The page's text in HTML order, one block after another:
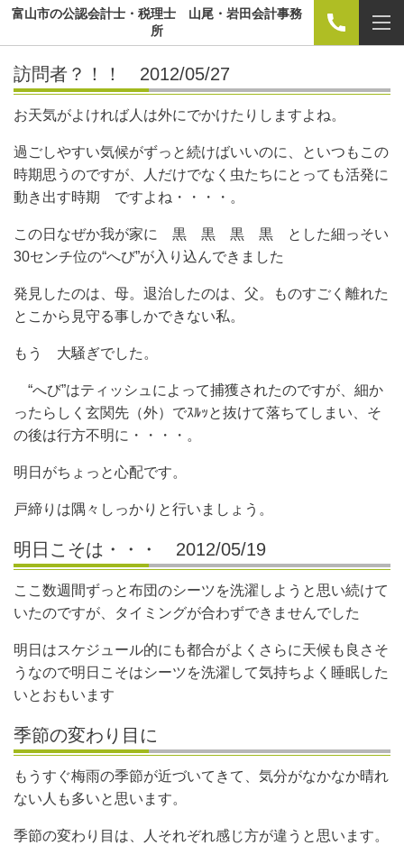
富山市の公認会計士・税理士 山尾・岩田会計事務
所
訪問者？！！ 2012/05/27
お天気がよければ人は外にでかけたりしますよね。
過ごしやすい気候がずっと続けばいいのに、といつもこの
時期思うのですが、人だけでなく虫たちにとっても活発に
動き出す時期 ですよね・・・・。
この日なぜか我が家に 黒 黒 黒 黒 とした細っそい
30センチ位の“へび”が入り込んできました
発見したのは、母。退治したのは、父。ものすごく離れた
とこから見守る事しかできない私。
もう 大騒ぎでした。
“へび”はティッシュによって捕獲されたのですが、細か
ったらしく玄関先（外）でｽﾙｯと抜けて落ちてしまい、そ
の後は行方不明に・・・・。
明日がちょっと心配です。
戸締りは隅々しっかりと行いましょう。
明日こそは・・・ 2012/05/19
ここ数週間ずっと布団のシーツを洗濯しようと思い続けて
いたのですが、タイミングが合わずできませんでした
明日はスケジュール的にも都合がよくさらに天候も良さそ
うなので明日こそはシーツを洗濯して気持ちよく睡眠した
いとおもいます
季節の変わり目に
もうすぐ梅雨の季節が近づいてきて、気分がなかなか晴れ
ない人も多いと思います。
季節の変わり目は、人それぞれ感じ方が違うと思います。